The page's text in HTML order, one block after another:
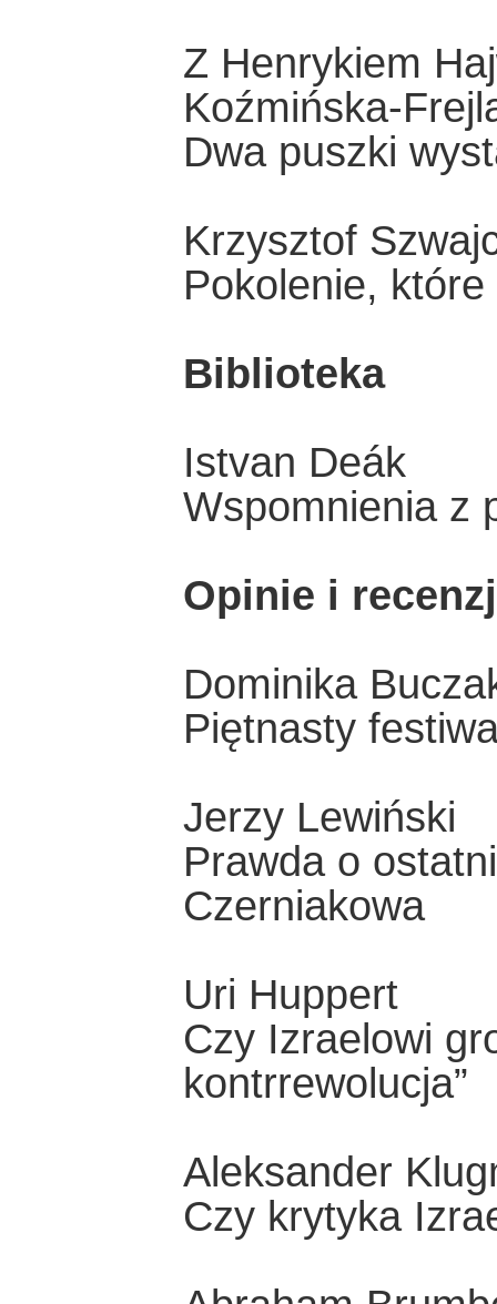
Z Henrykiem
Koźmińska-
Dwa puszki
Krzysztof
Pokolenie,
Biblioteka
Istvan Deák
Wspomnienia z
Opinie i
Dominika
Piętnasty
Jerzy Lewiński
Prawda o
Czerniakowa
Uri Huppert
Czy Izraelowi
kontrrewolucja”
Aleksander
Czy krytyka